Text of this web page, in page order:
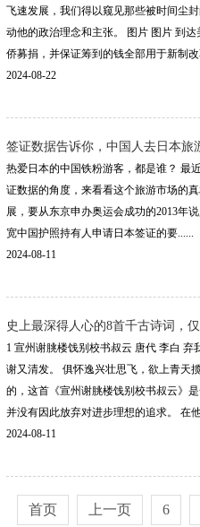
飞速发展，我们得以窥见那些被时间尘
动他的政治理念和主张。 图片 图片 到
侨募捐，并保证筹到的钱全部用于新制
2024-08-22
签证数据告诉你，中国人去日本旅
热爱日本的中国铁粉游客，都是谁？ 最
证数据的角度，来看看这个旅游市场的
展，要从东京申办奥运会成功的2013年
宽中国护照持有人申请日本签证的要......
2024-08-11
史上最深得人心的8首千古诗词，
1 宣州谢朓楼饯别校书叔云 唐代 李白
谢又清发。 俱怀逸兴壮思飞，欲上青天
的，这首《宣州谢朓楼饯别校书叔云》
并没有因此放弃对进步理想的追求。 在
2024-08-11
首页 上一页 6